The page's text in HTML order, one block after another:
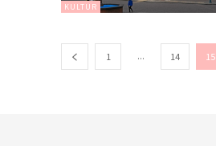
KULTUR
1 ... 14 15